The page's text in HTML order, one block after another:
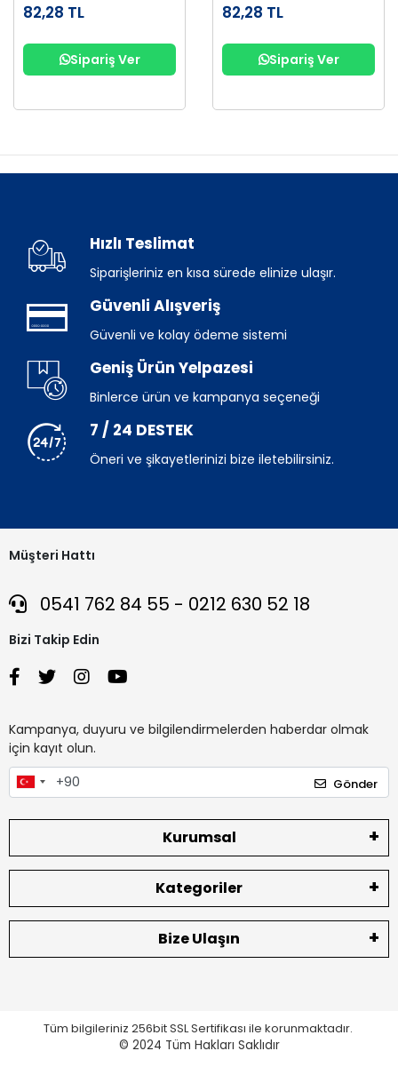
82,28 TL
Sipariş Ver
82,28 TL
Sipariş Ver
Hızlı Teslimat
Siparişleriniz en kısa sürede elinize ulaşır.
Güvenli Alışveriş
Güvenli ve kolay ödeme sistemi
Geniş Ürün Yelpazesi
Binlerce ürün ve kampanya seçeneği
7 / 24 DESTEK
Öneri ve şikayetlerinizi bize iletebilirsiniz.
Müşteri Hattı
0541 762 84 55 - 0212 630 52 18
Bizi Takip Edin
Kampanya, duyuru ve bilgilendirmelerden haberdar olmak
için kayıt olun.
Gönder
Kurumsal
Kategoriler
Bize Ulaşın
Tüm bilgileriniz 256bit SSL Sertifikası ile korunmaktadır.
© 2024 Tüm Hakları Saklıdır